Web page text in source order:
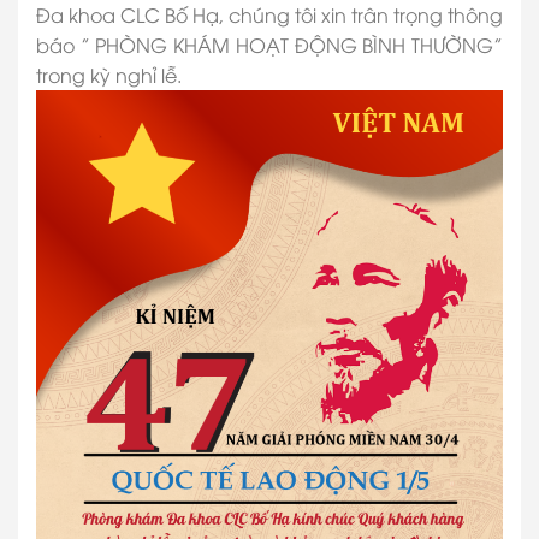
Đa khoa CLC Bố Hạ, chúng tôi xin trân trọng thông
báo ” PHÒNG KHÁM HOẠT ĐỘNG BÌNH THƯỜNG”
trong kỳ nghỉ lễ.